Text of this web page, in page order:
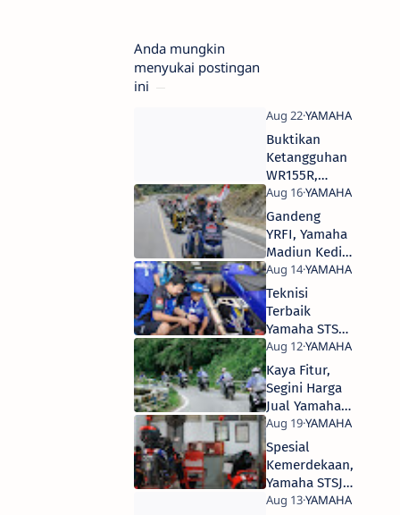
Anda mungkin
menyukai postingan
ini
Buktikan
Ketangguhan
WR155R,
Yamaha Gelar
Trabas di
Momen Hari
Kemerdekaan
Indonesia
Gandeng
YRFI, Yamaha
Madiun Kediri
Gelar Touring
Kemerdekaan
Teknisi
Terbaik
Yamaha STSJ
Dukung
Pembalap YRI
di ARRC 2023
Kaya Fitur,
Segini Harga
Jual Yamaha
XMAX
Connected di
Surabaya
Spesial
Kemerdekaan,
Yamaha STSJ
Berikan